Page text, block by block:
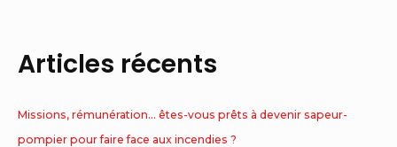
Articles récents
Missions, rémunération… êtes-vous prêts à devenir sapeur-
pompier pour faire face aux incendies ?